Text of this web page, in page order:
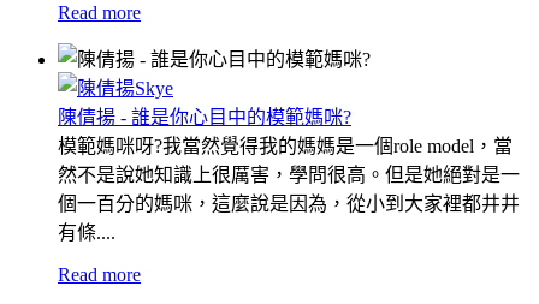
Read more
陳倩揚 - 誰是你心目中的模範媽咪?
模範媽咪呀?我當然覺得我的媽媽是一個role model，當
然不是說她知識上很厲害，學問很高。但是她絕對是一
個一百分的媽咪，這麼說是因為，從小到大家裡都井井
有條....
Read more